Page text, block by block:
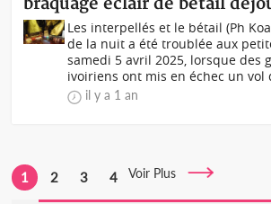
Les interpellés et le bétail (Ph
de la nuit a été troublée aux
samedi 5 avril 2025, lorsque des
ivoiriens ont mis en échec un vol
il y a 1 an
1 2 3 4 Voir Plus